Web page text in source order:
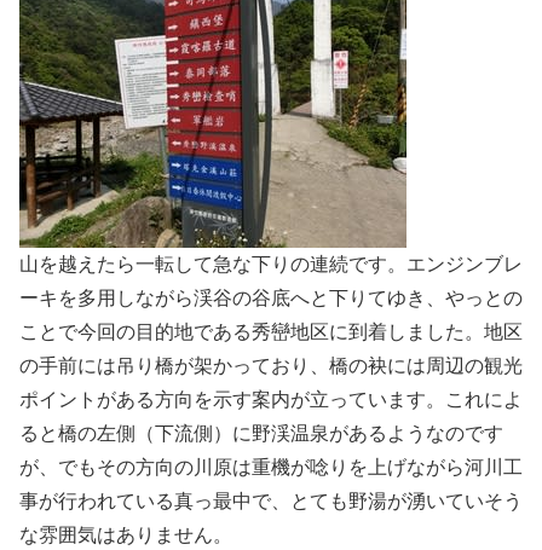
山を越えたら一転して急な下りの連続です。エンジンブレ
ーキを多用しながら渓谷の谷底へと下りてゆき、やっとの
ことで今回の目的地である秀巒地区に到着しました。地区
の手前には吊り橋が架かっており、橋の袂には周辺の観光
ポイントがある方向を示す案内が立っています。これによ
ると橋の左側（下流側）に野渓温泉があるようなのです
が、でもその方向の川原は重機が唸りを上げながら河川工
事が行われている真っ最中で、とても野湯が湧いていそう
な雰囲気はありません。